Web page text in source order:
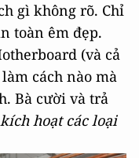
gì không rõ. Chỉ
toàn êm đẹp.
(và cả
cách nào mà
Bà cười và trả
hoạt các loại